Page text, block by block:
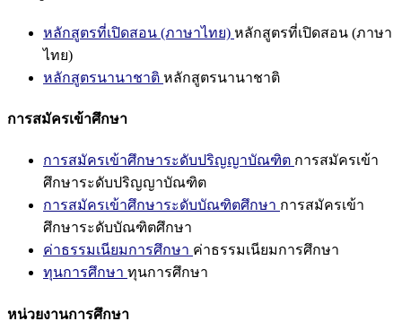
หลักสูตรที่เปิดสอน (ภาษาไทย) หลักสูตรที่เปิดสอน (ภาษา
ไทย)
หลักสูตรนานาชาติ หลักสูตรนานาชาติ
การสมัครเข้าศึกษา
การสมัครเข้าศึกษาระดับปริญญาบัณฑิต การสมัครเข้า
ศึกษาระดับปริญญาบัณฑิต
การสมัครเข้าศึกษาระดับบัณฑิตศึกษา การสมัครเข้า
ศึกษาระดับบัณฑิตศึกษา
ค่าธรรมเนียมการศึกษา ค่าธรรมเนียมการศึกษา
ทุนการศึกษา ทุนการศึกษา
หน่วยงานการศึกษา